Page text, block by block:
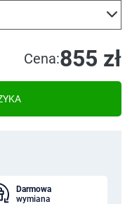
Cena:855 zł
Darmowa
wymiana